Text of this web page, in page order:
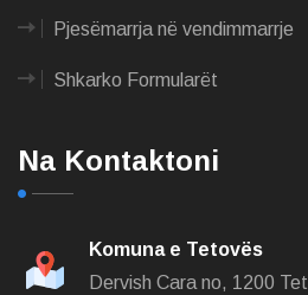
Pjesëmarrja në vendimmarrje
Shkarko Formularët
Na Kontaktoni
Komuna e Tetovës
Dervish Cara no, 1200